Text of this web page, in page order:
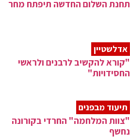
תחנת השלום החדשה תיפתח מחר
אדלשטיין
"קורא להקשיב לרבנים ולראשי
החסידויות"
תיעוד מבפנים
"צוות המלחמה" החרדי בקורונה
נחשף